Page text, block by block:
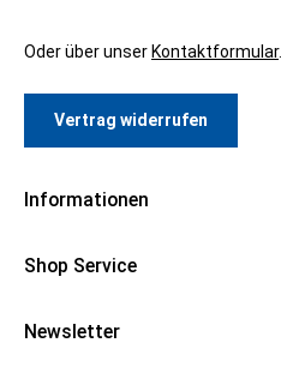
Oder über unserKontaktformular.
Vertrag widerrufen
Informationen
Shop Service
Newsletter